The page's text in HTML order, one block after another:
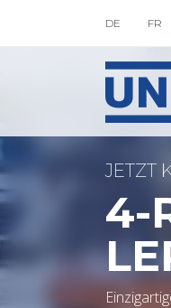
DE FR
JETZT
4-